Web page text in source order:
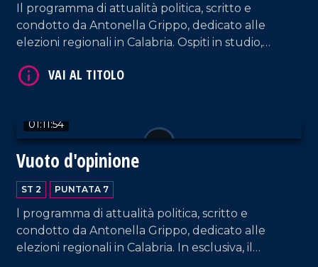
Il programma di attualità politica, scritto e
condotto da Antonella Grippo, dedicato alle
elezioni regionali in Calabria. Ospiti in studio,
Antonio Lo Schiavo (De Magistris Presidente),
01:11:54
Vuoto d'opinione
ST 2 PUNTATA 7
l programma di attualità politica, scritto e
condotto da Antonella Grippo, dedicato alle
elezioni regionali in Calabria. In esclusiva, il
VAI AL TITOLO
VAI AL TITOLO